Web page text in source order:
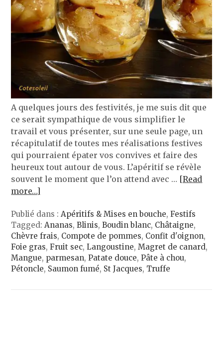
A quelques jours des festivités, je me suis dit que
ce serait sympathique de vous simplifier le
travail et vous présenter, sur une seule page, un
récapitulatif de toutes mes réalisations festives
qui pourraient épater vos convives et faire des
heureux tout autour de vous. L’apéritif se révèle
souvent le moment que l’on attend avec … [Read
more…]
Publié dans :Apéritifs & Mises en bouche,Festifs
Tagged:Ananas,Blinis,Boudin blanc, Châtaigne,
Chèvre frais, Compote de pommes, Confit d'oignon,
Foie gras,Fruit sec,Langoustine,Magret de canard,
Mangue, parmesan,Patate douce,Pâte à chou,
Pétoncle, Saumon fumé, St Jacques, Truffe